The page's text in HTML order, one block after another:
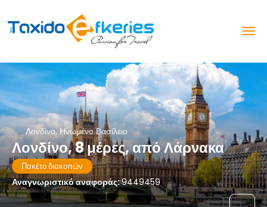
Λονδίνο, Ηνωμένο Βασίλειο
Λονδίνο, 8 μέρες, από Λάρνακα
Πακέτο διακοπών
Αναγνωριστικό αναφοράς:9449459